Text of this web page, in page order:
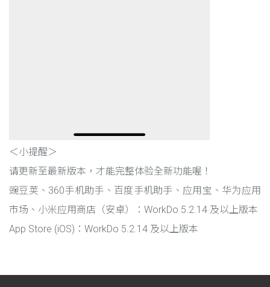
＜小提醒＞
请更新至最新版本，才能完整体验全新功能喔！
豌豆荚、360手机助手、百度手机助手、应用宝、华为应用
市场、小米应用商店（安卓）：WorkDo 5.2.14 及以上版本
App Store (iOS) ：WorkDo 5.2.14 及以上版本